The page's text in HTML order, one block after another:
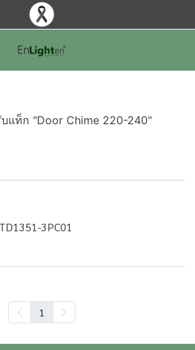
แท็ก "Door Chime 220-240"
3PC01
1